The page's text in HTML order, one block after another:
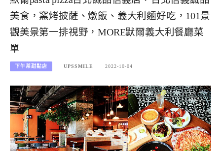
美食，窯烤披薩、燉飯、義大利麵好吃，101景
觀美景第一排視野，MORE默爾義大利餐廳菜
單
下午茶甜點店 UPSSMILE 2022-10-04